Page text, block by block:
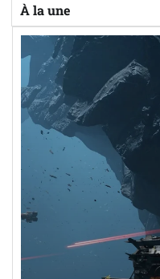
À la une